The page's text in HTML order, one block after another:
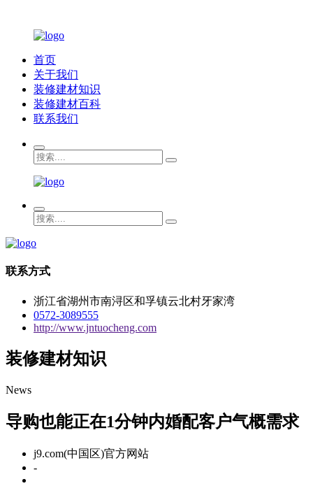
首页
关于我们
装修建材知识
装修建材百科
联系我们
联系方式
浙江省湖州市南浔区和孚镇云北村牙家湾
0572-3089555
http://www.jntuocheng.com
装修建材知识
News
导购也能正在1分钟内婚配客户气概需求
j9.com(中国区)官方网站
-